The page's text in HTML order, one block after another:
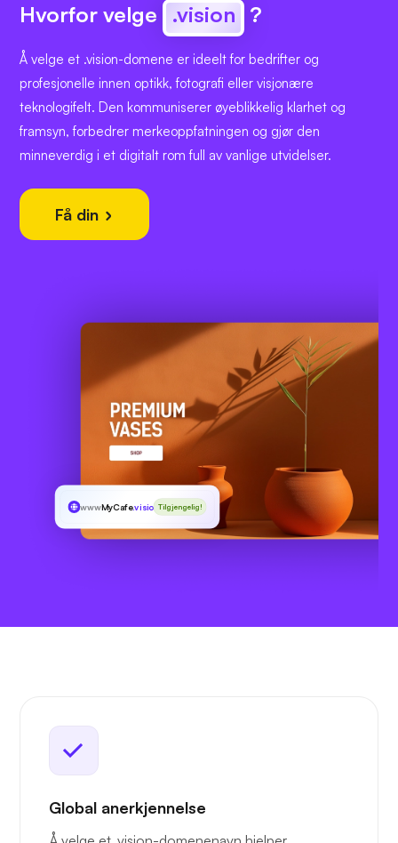
Hvorfor velge .vision ?
Å velge et .vision-domene er ideelt for bedrifter og
profesjonelle innen optikk, fotografi eller visjonære
teknologifelt. Den kommuniserer øyeblikkelig klarhet og
framsyn, forbedrer merkeoppfatningen og gjør den
minneverdig i et digitalt rom full av vanlige utvidelser.
Få din
wwwMyCafe.visionTilgjengelig!
Global anerkjennelse